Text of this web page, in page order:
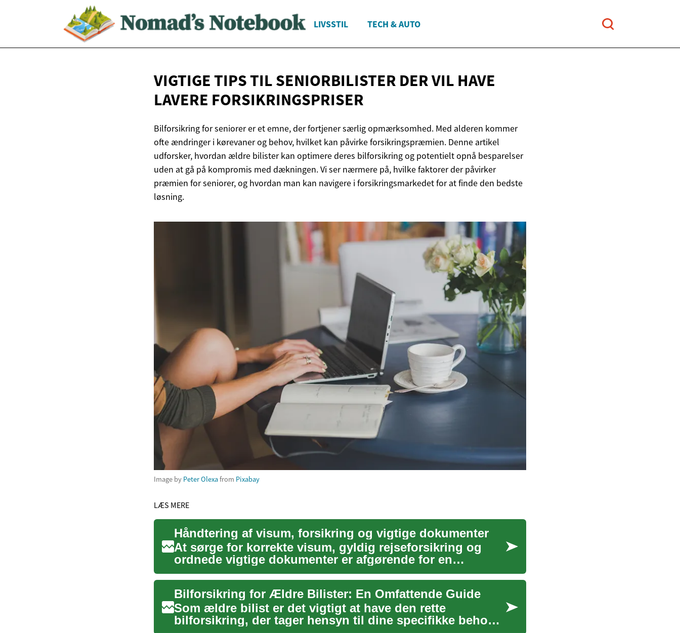
LIVSSTIL TECH & AUTO
VIGTIGE TIPS TIL SENIORBILISTER DER VIL HAVE
LAVERE FORSIKRINGSPRISER
Bilforsikring for seniorer er et emne, der fortjener særlig opmærksomhed. Med alderen kommer
ofte ændringer i kørevaner og behov, hvilket kan påvirke forsikringspræmien. Denne artikel
udforsker, hvordan ældre bilister kan optimere deres bilforsikring og potentielt opnå besparelser
uden at gå på kompromis med dækningen. Vi ser nærmere på, hvilke faktorer der påvirker
præmien for seniorer, og hvordan man kan navigere i forsikringsmarkedet for at finde den bedste
løsning.
Image by Peter Olexafrom Pixabay
LÆS MERE
Håndtering af visum, forsikring og vigtige dokumenter
At sørge for korrekte visum, gyldig rejseforsikring og
ordnede vigtige dokumenter er afgørende for en
problemfri rejs...
Bilforsikring for Ældre Bilister: En Omfattende Guide
Som ældre bilist er det vigtigt at have den rette
bilforsikring, der tager hensyn til dine specifikke behov